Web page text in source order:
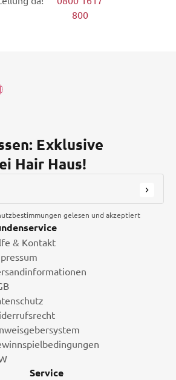
800
Exklusive
Hair Haus!
gelesen und akzeptiert
& Kontakt
Service